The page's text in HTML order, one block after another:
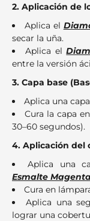
2. Aplicación de
Aplica el
secar la uña.
Aplica el
entre la versión
3. Capa base
Aplica una
Cura la capa
30–60 segundos).
4. Aplicación del
Aplica una
Esmalte
Cura en
Aplica una
lograr una